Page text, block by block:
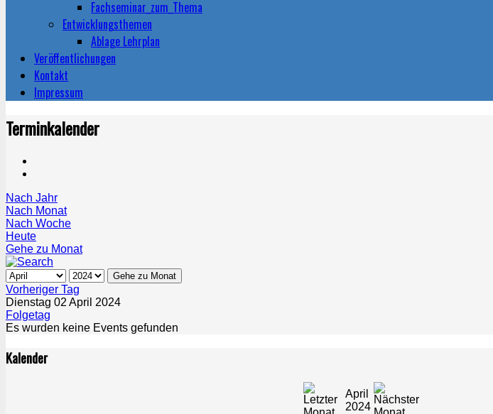
Fachseminar_zum_Thema
Entwicklungsthemen
Ablage Lehrplan
Veröffentlichungen
Kontakt
Impressum
Terminkalender
Nach Jahr
Nach Monat
Nach Woche
Heute
Gehe zu Monat
Gehe zu Monat
Vorheriger Tag
Dienstag 02 April 2024
Folgetag
Es wurden keine Events gefunden
Kalender
April
2024